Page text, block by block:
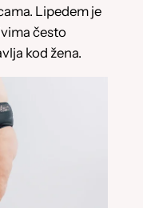
Lipedem je
često
kod žena.